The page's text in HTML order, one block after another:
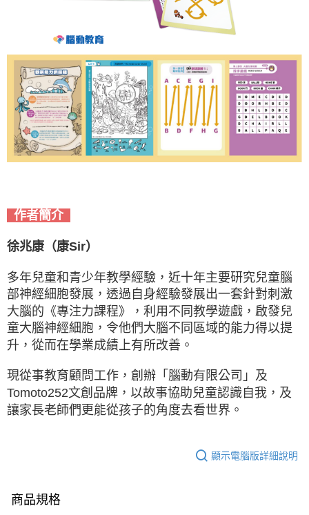
作者簡介
徐兆康（康Sir）
多年兒童和青少年教學經驗，近十年主要研究兒童腦
部神經細胞發展，透過自身經驗發展出一套針對刺激
大腦的《專注力課程》，利用不同教學遊戲，啟發兒
童大腦神經細胞，令他們大腦不同區域的能力得以提
升，從而在學業成績上有所改善。
現從事教育顧問工作，創辦「腦動有限公司」及
Tomoto252文創品牌，以故事協助兒童認識自我，及
讓家長老師們更能從孩子的角度去看世界。
顯示電腦版詳細說明
商品規格